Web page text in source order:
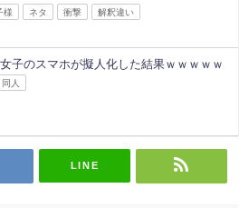
様 ネタ 衝撃 解釈違い
女子のスマホが擬人化した結果ｗｗｗｗｗ
同人
LINE